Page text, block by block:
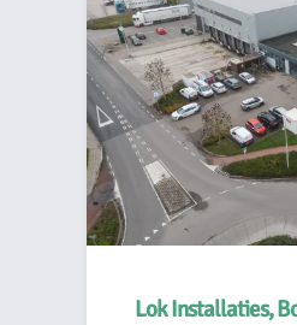
Lok Installaties,